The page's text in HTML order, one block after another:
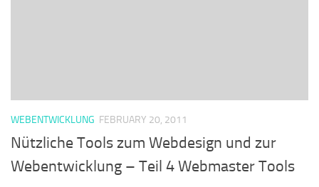
WEBENTWICKLUNG FEBRUARY 20, 2011
Nützliche Tools zum Webdesign und zur
Webentwicklung – Teil 4 Webmaster Tools